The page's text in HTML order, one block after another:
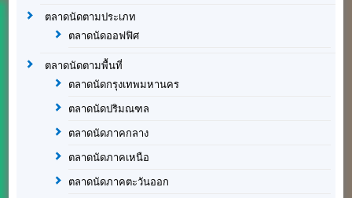
ตลาดนัดตามประเภท
ตลาดนัดออฟฟิศ
ตลาดนัดตามพื้นที่
ตลาดนัดกรุงเทพมหานคร
ตลาดนัดปริมณฑล
ตลาดนัดภาคกลาง
ตลาดนัดภาคเหนือ
ตลาดนัดภาคตะวันออก